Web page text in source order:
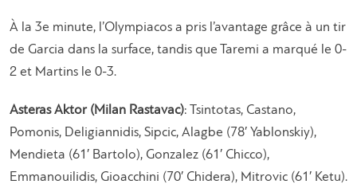
À la 3e minute, l’Olympiacos a pris l’avantage grâce à un tir
de Garcia dans la surface, tandis que Taremi a marqué le 0-
2 et Martins le 0-3.
Asteras Aktor (Milan Rastavac): Tsintotas, Castano,
Pomonis, Deligiannidis, Sipcic, Alagbe (78′ Yablonskiy),
Mendieta (61′ Bartolo), Gonzalez (61′ Chicco),
Emmanouilidis, Gioacchini (70′ Chidera), Mitrovic (61′ Ketu).